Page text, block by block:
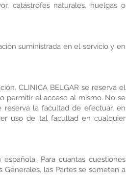
catástrofes naturales, huelgas o
suministrada en el servicio y en
CLINICA BELGAR se reserva el
permitir el acceso al mismo. No se
reserva la facultad de efectuar, en
uso de tal facultad en cualquier
Para cuantas cuestiones
las Partes se someten a